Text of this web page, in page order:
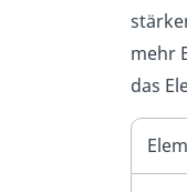
mehr
das